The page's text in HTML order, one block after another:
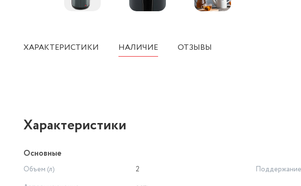
ХАРАКТЕРИСТИКИ НАЛИЧИЕ ОТЗЫВЫ
Характеристики
Основные
Объем (л)
2